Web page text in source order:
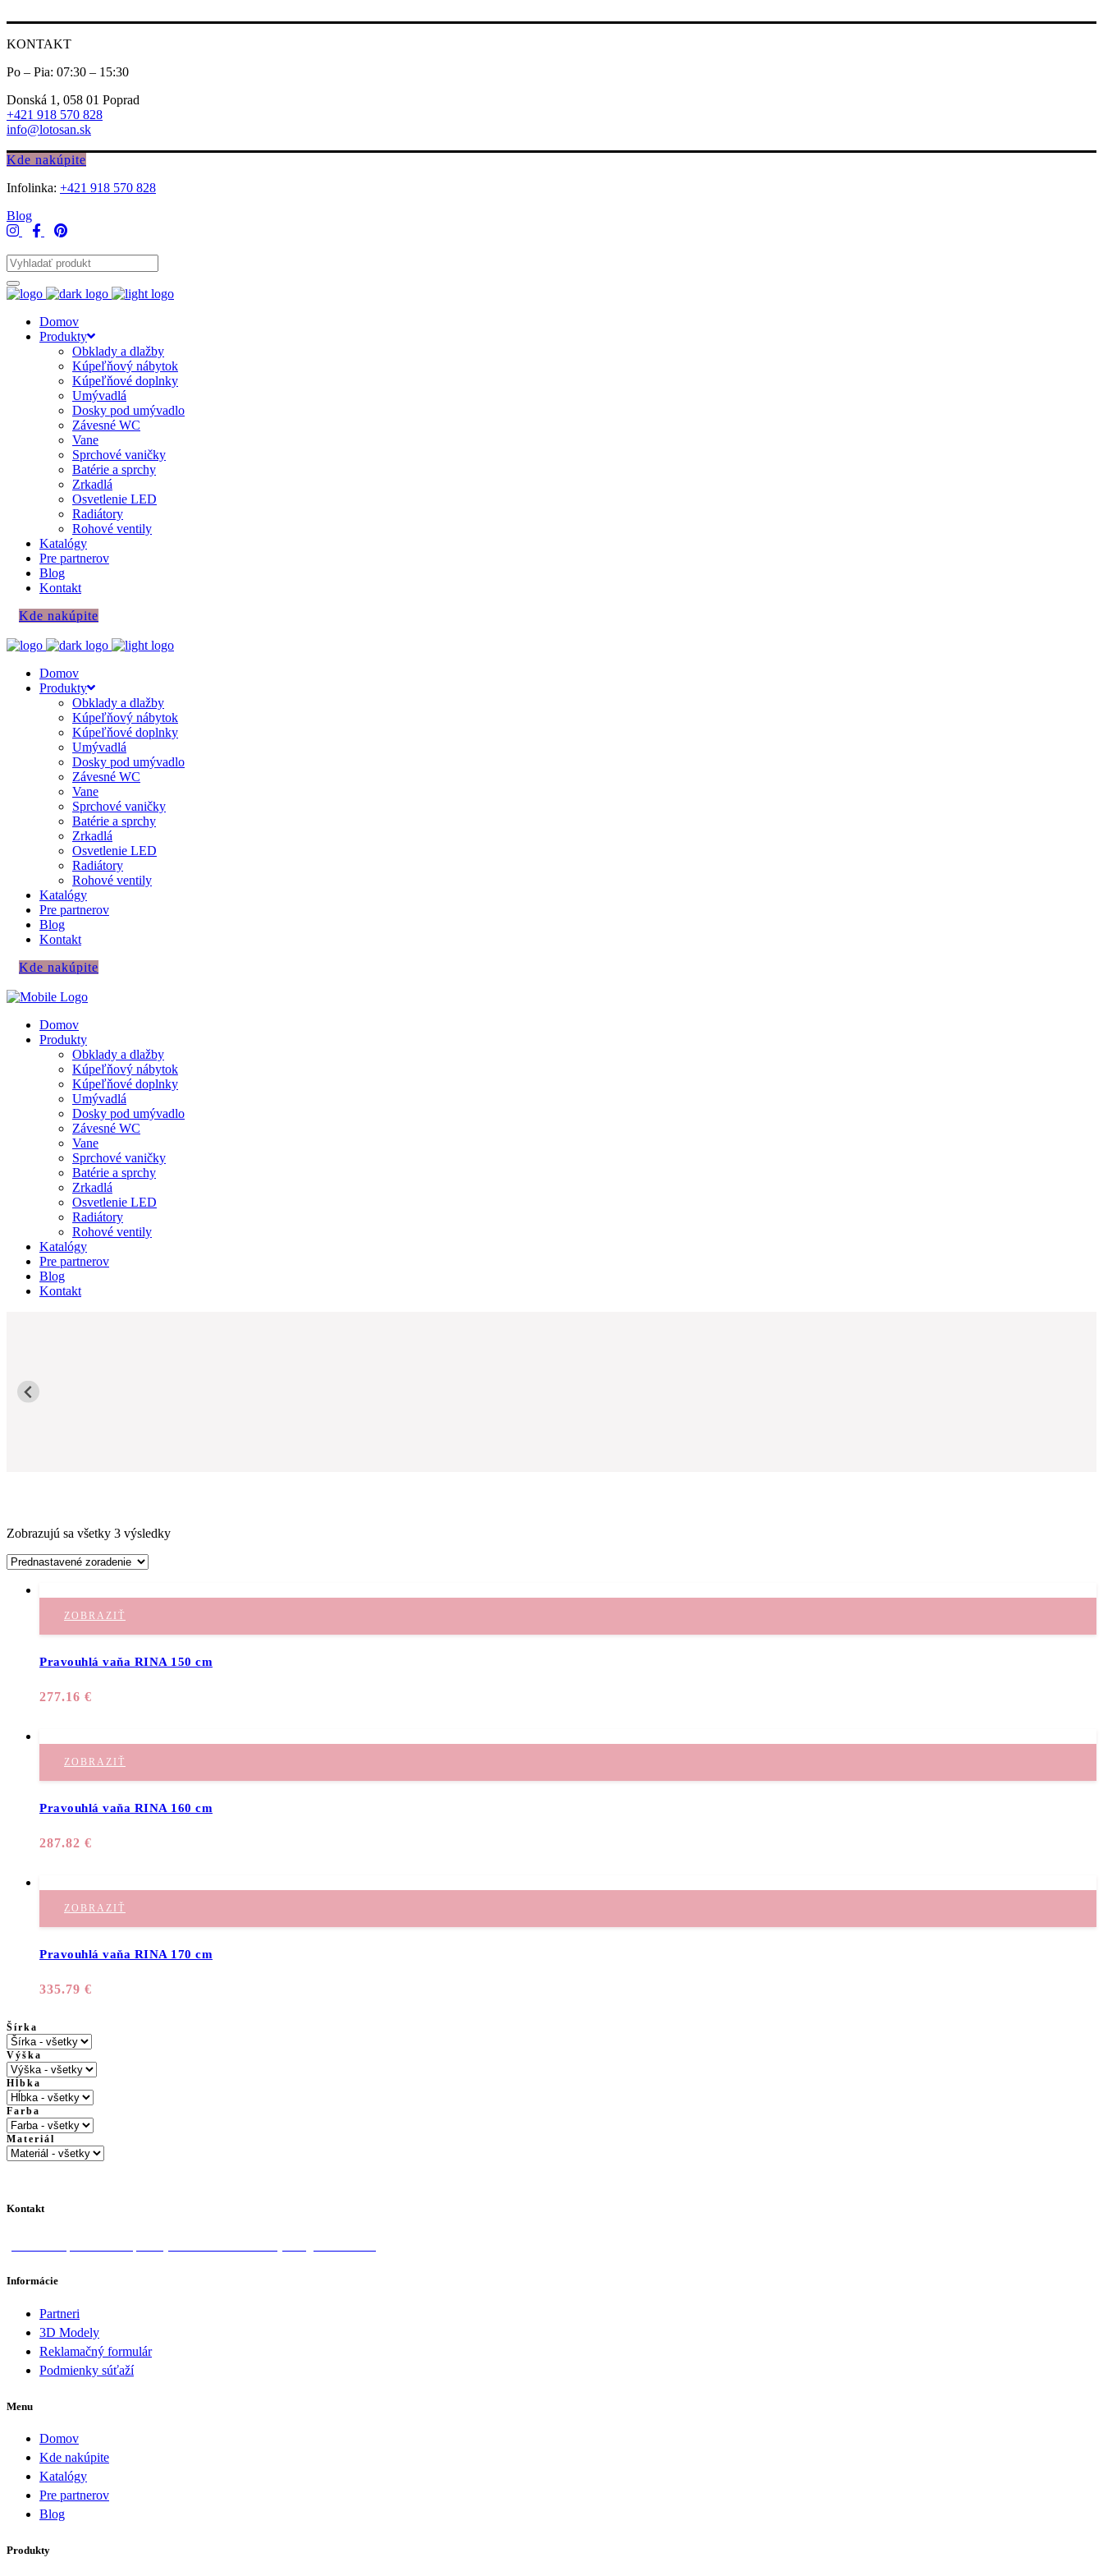
KONTAKT
Po – Pia: 07:30 – 15:30
Donská 1, 058 01 Poprad
+421 918 570 828
info@lotosan.sk
Kde nakúpite
Infolinka: +421 918 570 828
Blog
Domov
Produkty
Obklady a dlažby
Kúpeľňový nábytok
Kúpeľňové doplnky
Umývadlá
Dosky pod umývadlo
Závesné WC
Vane
Sprchové vaničky
Batérie a sprchy
Zrkadlá
Osvetlenie LED
Radiátory
Rohové ventily
Katalógy
Pre partnerov
Blog
Kontakt
Kde nakúpite
Domov
Produkty
Obklady a dlažby
Kúpeľňový nábytok
Kúpeľňové doplnky
Umývadlá
Dosky pod umývadlo
Závesné WC
Vane
Sprchové vaničky
Batérie a sprchy
Zrkadlá
Osvetlenie LED
Radiátory
Rohové ventily
Katalógy
Pre partnerov
Blog
Kontakt
Kde nakúpite
Domov
Produkty
Obklady a dlažby
Kúpeľňový nábytok
Kúpeľňové doplnky
Umývadlá
Dosky pod umývadlo
Závesné WC
Vane
Sprchové vaničky
Batérie a sprchy
Zrkadlá
Osvetlenie LED
Radiátory
Rohové ventily
Katalógy
Pre partnerov
Blog
Kontakt
Zobrazujú sa všetky 3 výsledky
ZOBRAZIŤ
Pravouhlá vaňa RINA 150 cm
277.16 €
ZOBRAZIŤ
Pravouhlá vaňa RINA 160 cm
287.82 €
ZOBRAZIŤ
Pravouhlá vaňa RINA 170 cm
335.79 €
Šírka
Výška
Hĺbka
Farba
Materiál
Kontakt
Informácie
Partneri
3D Modely
Reklamačný formulár
Podmienky súťaží
Menu
Domov
Kde nakúpite
Katalógy
Pre partnerov
Blog
Produkty